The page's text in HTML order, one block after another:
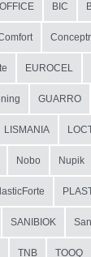
BIC
EUROCEL
GUARRO
LISMANIA
Nobo Nupik
SANIBIOK
TNB TOOQ